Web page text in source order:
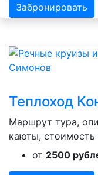
Забронировать
Теплоход
Маршрут тура,
каюты, стоимость
от 2500